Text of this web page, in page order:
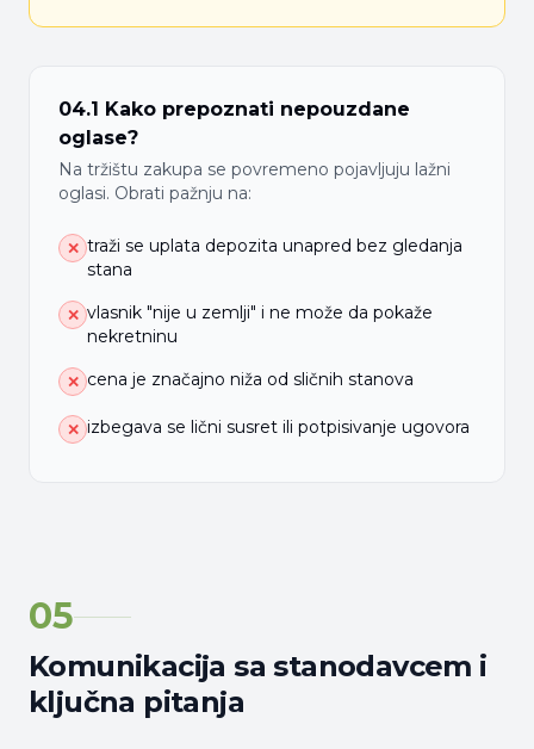
04.1 Kako prepoznati nepouzdane
oglase?
Na tržištu zakupa se povremeno pojavljuju lažni
oglasi. Obrati pažnju na:
✕ traži se uplata depozita unapred bez gledanja
stana
✕ vlasnik "nije u zemlji" i ne može da pokaže
nekretninu
✕ cena je značajno niža od sličnih stanova
✕ izbegava se lični susret ili potpisivanje ugovora
05
Komunikacija sa stanodavcem i
ključna pitanja